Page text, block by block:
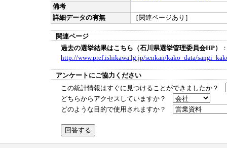
備考
詳細データの有無
［関連ページあり］
関連ページ
過去の選挙結果はこちら（石川県選挙管理委員会HP）
http://www.pref.ishikawa.lg.jp/senkan/kako_data/
アンケートにご協力ください
この統計情報はすぐに見つけることができましたか？
どちらからアクセスしていますか？
どのような目的で使用されますか？